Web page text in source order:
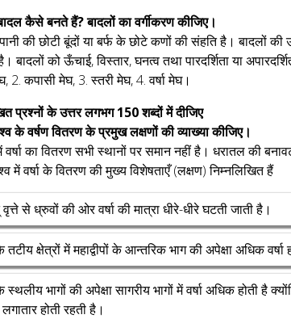
कैसे बनते हैं? बादलों का वर्गीकरण कीजिए।
की छोटी बूंदों या बर्फ के छोटे कणों की संहति है। बादलों
बादलों को ऊँचाई, विस्तार, घनत्व तथा पारदर्शिता या
2. कपासी मेघ, 3. स्तरी मेघ, 4. वर्षा मेघ।
प्रश्नों के उत्तर लगभग 150 शब्दों में दीजिए
के वर्षण वितरण के प्रमुख लक्षणों की व्याख्या कीजिए।
वर्षा का वितरण सभी स्थानों पर समान नहीं है। धरातल की
में वर्षा के वितरण की मुख्य विशेषताएँ (लक्षण) निम्नलिखित हैं
से ध्रुवों की ओर वर्षा की मात्रा धीरे-धीरे घटती जाती है।
तटीय क्षेत्रों में महाद्वीपों के आन्तरिक भाग की अपेक्षा अधिक वर्षा
स्थलीय भागों की अपेक्षा सागरीय भागों में वर्षा अधिक होती है
होती रहती है।